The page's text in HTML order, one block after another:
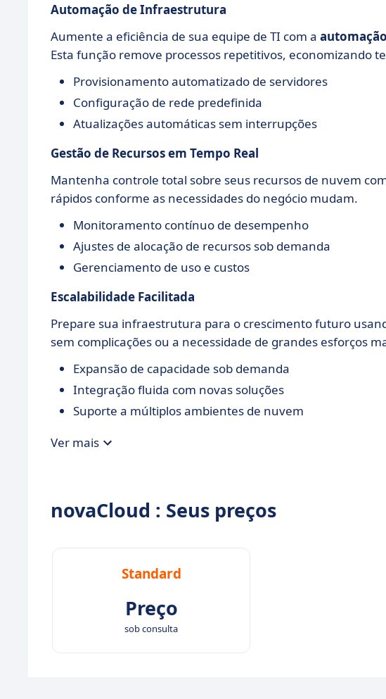
Automação de Infraestrutura
Aumente a eficiência de sua equipe de TI com a
Esta função remove processos repetitivos, economizando
Provisionamento automatizado de servidores
Configuração de rede predefinida
Atualizações automáticas sem interrupções
Gestão de Recursos em Tempo Real
Mantenha controle total sobre seus recursos de nuvem
rápidos conforme as necessidades do negócio mudam.
Monitoramento contínuo de desempenho
Ajustes de alocação de recursos sob demanda
Gerenciamento de uso e custos
Escalabilidade Facilitada
Prepare sua infraestrutura para o crescimento futuro
sem complicações ou a necessidade de grandes esforços
Expansão de capacidade sob demanda
Integração fluida com novas soluções
Suporte a múltiplos ambientes de nuvem
Ver mais
novaCloud : Seus preços
Standard
Preço
sob consulta